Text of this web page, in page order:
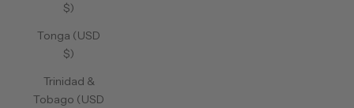
$)
Tonga (USD
$)
Trinidad &
Tobago (USD